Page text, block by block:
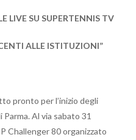
LIVE SU SUPERTENNIS TV
ALLE ISTITUZIONI”
pronto per l’inizio degli
Al via sabato 31
Challenger 80 organizzato